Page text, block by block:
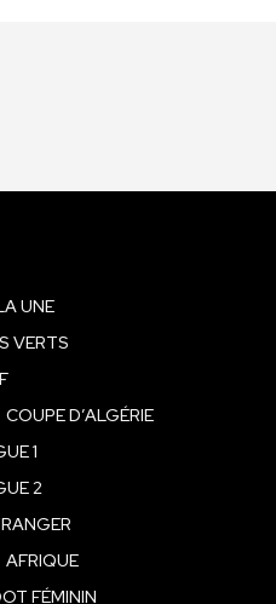
UNE
VERTS
COUPE D’ALGÉRIE
1
2
AFRIQUE
FÉMININ